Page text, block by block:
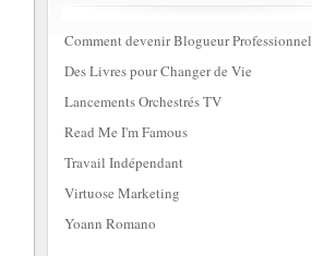
Comment devenir Blogueur Professionnel
Des Livres pour Changer de Vie
Lancements Orchestrés TV
Read Me I'm Famous
Travail Indépendant
Virtuose Marketing
Yoann Romano